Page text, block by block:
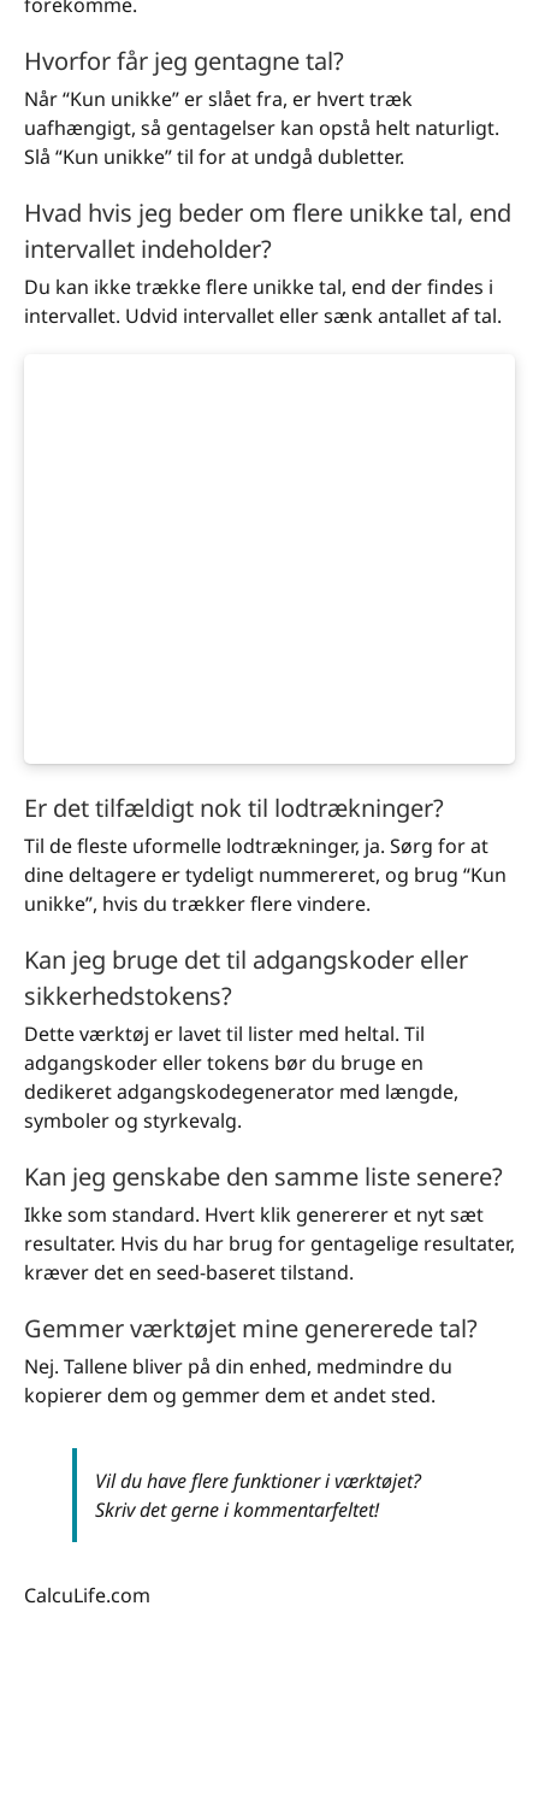
forekomme.
Hvorfor får jeg gentagne tal?
Når “Kun unikke” er slået fra, er hvert træk
uafhængigt, så gentagelser kan opstå helt naturligt.
Slå “Kun unikke” til for at undgå dubletter.
Hvad hvis jeg beder om flere unikke tal, end
intervallet indeholder?
Du kan ikke trække flere unikke tal, end der findes i
intervallet. Udvid intervallet eller sænk antallet af tal.
Er det tilfældigt nok til lodtrækninger?
Til de fleste uformelle lodtrækninger, ja. Sørg for at
dine deltagere er tydeligt nummereret, og brug “Kun
unikke”, hvis du trækker flere vindere.
Kan jeg bruge det til adgangskoder eller
sikkerhedstokens?
Dette værktøj er lavet til lister med heltal. Til
adgangskoder eller tokens bør du bruge en
dedikeret adgangskodegenerator med længde,
symboler og styrkevalg.
Kan jeg genskabe den samme liste senere?
Ikke som standard. Hvert klik genererer et nyt sæt
resultater. Hvis du har brug for gentagelige resultater,
kræver det en seed-baseret tilstand.
Gemmer værktøjet mine genererede tal?
Nej. Tallene bliver på din enhed, medmindre du
kopierer dem og gemmer dem et andet sted.
Vil du have flere funktioner i værktøjet?
Skriv det gerne i kommentarfeltet!
CalcuLife.com